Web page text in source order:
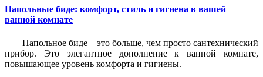
Напольные биде: комфорт, стиль и гигиена в вашей
ванной комнате
Напольное биде – это больше, чем просто сантехнический
прибор. Это элегантное дополнение к ванной комнате,
повышающее уровень комфорта и гигиены.